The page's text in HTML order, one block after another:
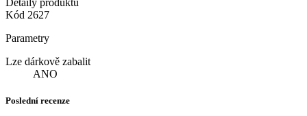
Kód 2627
Parametry
Lze dárkově zabalit
ANO
Poslední recenze